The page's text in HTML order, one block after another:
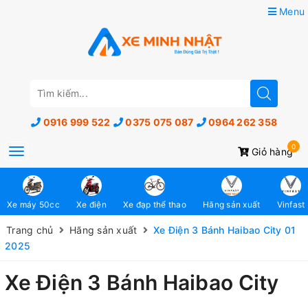
Menu
0916 999 522 0375 075 087 0964 262 358
Giỏ hàng0
Toggle
navigation
Xe máy 50cc Xe điện Xe đạp thể thao Hãng sản xuất Vinfast
Trang chủ Hãng sản xuất
Xe Điện 3 Bánh Haibao City 01
2025
Xe Điện 3 Bánh Haibao City